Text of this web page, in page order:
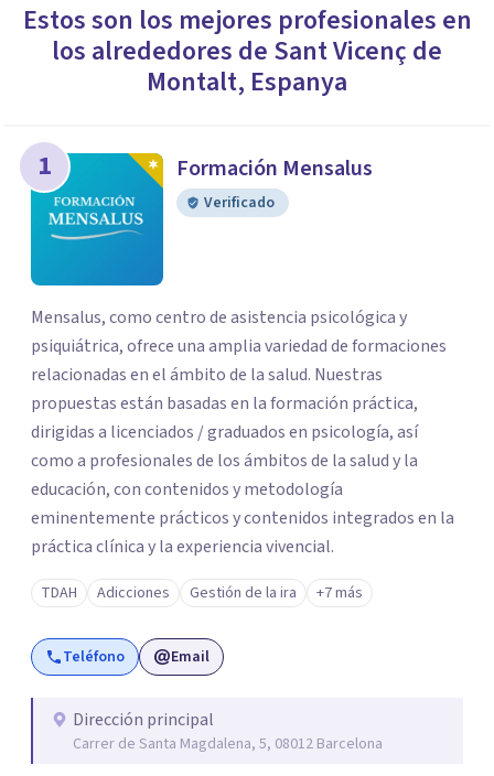
¿Necesitas ayuda para encontrar el
psicólogo adecuado?
Responde a unas breves preguntas y te ofreceremos
necesidades.
Responder cuestionario
Estos son los mejores profesionales en
los alrededores de Sant Vicenç de
Montalt, Espanya
1 Formación Mensalus
Verificado
Mensalus, como centro de asistencia psicológica y
psiquiátrica, ofrece una amplia variedad de formaciones
relacionadas en el ámbito de la salud. Nuestras
propuestas están basadas en la formación práctica,
dirigidas a licenciados / graduados en psicología, así
como a profesionales de los ámbitos de la salud y la
educación, con contenidos y metodología
eminentemente prácticos y contenidos integrados en la
práctica clínica y la experiencia vivencial.
TDAH Adicciones Gestión de la ira +7 más
Teléfono Email
Dirección principal
Carrer de Santa Magdalena, 5, 08012 Barcelona